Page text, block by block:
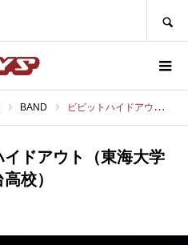
BAND ビビットハイドアウト（東海大学付属高輪台高校）
イドアウト（東海大学
校）